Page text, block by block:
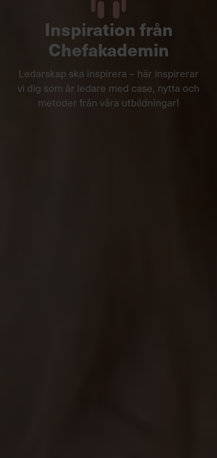
Inspiration från
Chefakademin
Ledarskap ska inspirera – här inspirerar
vi dig som är ledare med case, nytta och
metoder från våra utbildningar!